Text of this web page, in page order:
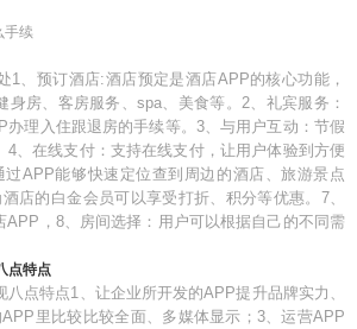
手续
1、预订酒店:酒店预定是酒店APP的核心功能，
身房、客房服务、spa、美食等。2、礼宾服务：
办理入住跟退房的手续等。3、与用户互动：节假
4、在线支付：支持在线支付，让用户体验到方便
APP能够快速定位查到周边的酒店、旅游景点
店的白金会员可以享受打折、积分等优惠。7、
APP，8、房间选择：用户可以根据自己的不同需
点特点
点特点1、让企业所开发的APP提升品牌实力、
里比较比较全面、多媒体显示；3、运营APP